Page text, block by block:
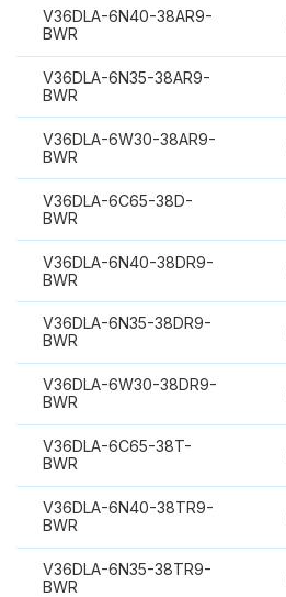
V36DLA-6N40-38AR9-
BWR
V36DLA-6N35-38AR9-
BWR
V36DLA-6W30-38AR9-
BWR
V36DLA-6C65-38D-
BWR
V36DLA-6N40-38DR9-
BWR
V36DLA-6N35-38DR9-
BWR
V36DLA-6W30-38DR9-
BWR
V36DLA-6C65-38T-
BWR
V36DLA-6N40-38TR9-
BWR
V36DLA-6N35-38TR9-
BWR